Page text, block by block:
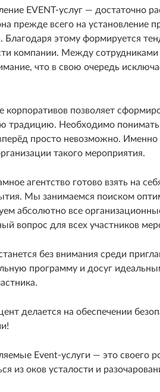
EVENT-услуг — достаточно
прежде всего на установление
Благодаря этому формируется
компании. Между
что в свою очередь
корпоративов позволяет
традицию. Необходимо понимать,
просто невозможно. Именно
такого мероприятия.
агентство готово взять на
Мы занимаемся поиском
абсолютно все
вопрос для всех участников
без внимания среди
программу и досуг
делается на обеспечении
Event-услуги — это своего
из оков усталости и